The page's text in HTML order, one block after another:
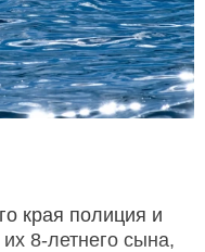
края полиция и
8-летнего сына,